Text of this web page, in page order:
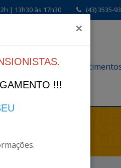
(43) 3535-
| 13h30 às 17h30
Finanças
×
!!!